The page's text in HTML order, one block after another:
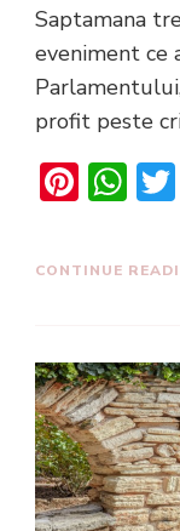
Saptamana
eveniment ce
profit peste
CONTINUE